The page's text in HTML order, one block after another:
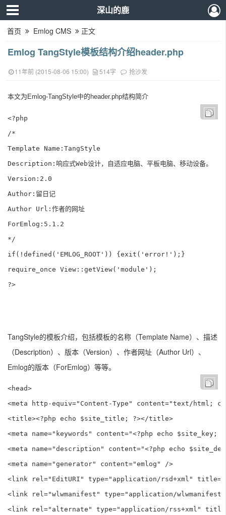
深山的鹿
首页 Emlog CMS 正文
Emlog TangStyle模板结构介绍header.php
11年前 (2015-08-06 15:00) 514字 抢沙发
本文为Emlog-TangStyle中的header.php结构简介
<?php
/*
Template Name:TangStyle
Description:响应式Web设计，自适应电脑、平板电脑、移动设备。
Version:2.0
Author:留日记
Author Url:作者的网址
ForEmlog:5.1.2
*/
if(!defined('EMLOG_ROOT')) {exit('error!');}
require_once View::getView('module');
?>
TangStyle的模板介绍，包括模板的名称（Template Name）、描述
（Description）、版本（Version）、作者网址（Author Url）、
Emlog的版本（ForEmlog）等等。
<head>
<meta http-equiv="Content-Type" content="text/html;
<title><?php echo $site_title; ?></title>
<meta name="keywords" content="<?php echo $site_key;
<meta name="description" content="<?php echo
<meta name="generator" content="emlog" />
<link rel="EditURI" type="application/rsd+xml"
<link rel="wlwmanifest" type="application/
<link rel="alternate" type="application/rss+xml"